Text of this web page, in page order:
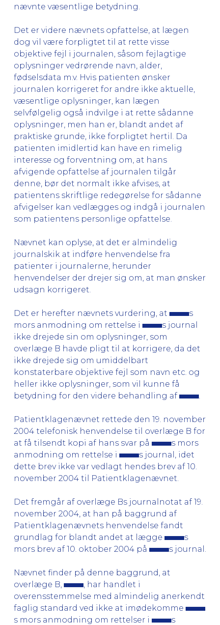
nævnte væsentlige betydning.
Det er videre nævnets opfattelse, at lægen
dog vil være forpligtet til at rette visse
objektive fejl i journalen, såsom fejlagtige
oplysninger vedrørende navn, alder,
fødselsdata m.v. Hvis patienten ønsker
journalen korrigeret for andre ikke aktuelle,
væsentlige oplysninger, kan lægen
selvfølgelig også indvilge i at rette sådanne
oplysninger, men han er, blandt andet af
praktiske grunde, ikke forpligtet hertil. Da
patienten imidlertid kan have en rimelig
interesse og forventning om, at hans
afvigende opfattelse af journalen tilgår
denne, bør det normalt ikke afvises, at
patientens skriftlige redegørelse for sådanne
afvigelser kan vedlægges og indgå i journalen
som patientens personlige opfattelse.
Nævnet kan oplyse, at det er almindelig
journalskik at indføre henvendelse fra
patienter i journalerne, herunder
henvendelser der drejer sig om, at man ønsker
udsagn korrigeret.
Det er herefter nævnets vurdering, at
s
mors anmodning om rettelse i
s journal
ikke drejede sin om oplysninger, som
overlæge B havde pligt til at korrigere, da det
ikke drejede sig om umiddelbart
konstaterbare objektive fejl som navn etc. og
heller ikke oplysninger, som vil kunne få
betydning for den videre behandling af
Patientklagenævnet rettede den 19. november
2004 telefonisk henvendelse til overlæge B for
at få tilsendt kopi af hans svar på
s mors
anmodning om rettelse i
s journal, idet
dette brev ikke var vedlagt hendes brev af 10.
november 2004 til Patientklagenævnet.
Det fremgår af overlæge Bs journalnotat af 19.
november 2004, at han på baggrund af
Patientklagenævnets henvendelse fandt
grundlag for blandt andet at lægge
s
mors brev af 10. oktober 2004 på
s journal.
Nævnet finder på denne baggrund, at
overlæge B,
, har handlet i
overensstemmelse med almindelig anerkendt
faglig standard ved ikke at imødekomme
s mors anmodning om rettelser i
s